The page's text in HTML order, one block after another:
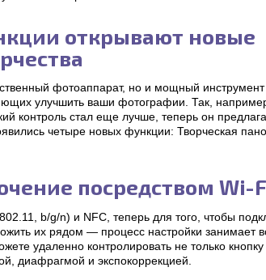
открывают новые
фотоаппарат, но и мощный инструмент
улучшить ваши фотографии. Так,
контроль стал еще лучше, теперь он
четыре новых функции: Творческая
посредством Wi-
b/g/n) и NFC, теперь для того, чтобы
их рядом — процесс настройки занимает
удаленно контролировать не только кнопку
диафрагмой и экспокоррекцией.